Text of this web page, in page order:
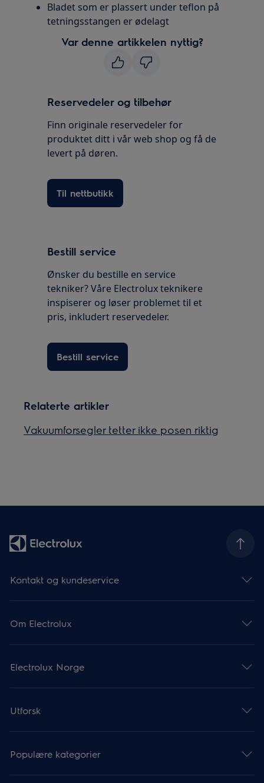
Bladet som er plassert under teflon på
tetningsstangen er ødelagt
Var denne artikkelen nyttig?
Reservedeler og tilbehør
Finn originale reservedeler for
produktet ditt i vår web shop og få de
levert på døren.
Til nettbutikk
Bestill service
Ønsker du bestille en service
tekniker? Våre Electrolux teknikere
inspiserer og løser problemet til et
pris, inkludert reservedeler.
Bestill service
Relaterte artikler
Vakuumforsegler tetter ikke posen riktig
Kontakt og kundeservice
Om Electrolux
Electrolux Norge
Utforsk
Populære kategorier